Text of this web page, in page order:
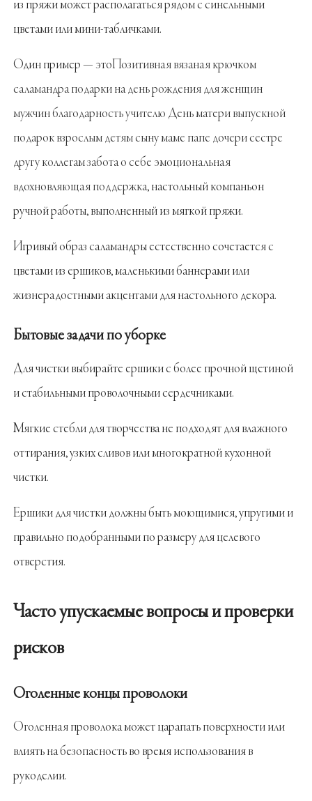
из пряжи может располагаться рядом с синельными
цветами или мини-табличками.
Один пример — этоПозитивная вязаная крючком
саламандра подарки на день рождения для женщин
мужчин благодарность учителю День матери выпускной
подарок взрослым детям сыну маме папе дочери сестре
другу коллегам забота о себе эмоциональная
вдохновляющая поддержка, настольный компаньон
ручной работы, выполненный из мягкой пряжи.
Игривый образ саламандры естественно сочетается с
цветами из ершиков, маленькими баннерами или
жизнерадостными акцентами для настольного декора.
Бытовые задачи по уборке
Для чистки выбирайте ершики с более прочной щетиной
и стабильными проволочными сердечниками.
Мягкие стебли для творчества не подходят для влажного
оттирания, узких сливов или многократной кухонной
чистки.
Ершики для чистки должны быть моющимися, упругими и
правильно подобранными по размеру для целевого
отверстия.
Часто упускаемые вопросы и проверки
рисков
Оголенные концы проволоки
Оголенная проволока может царапать поверхности или
влиять на безопасность во время использования в
рукоделии.